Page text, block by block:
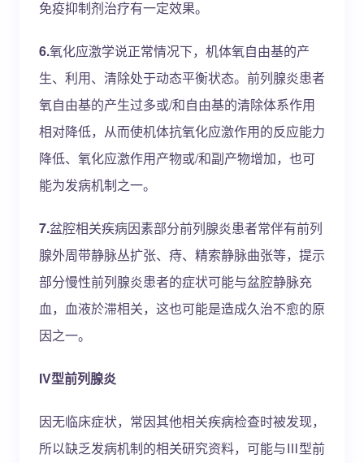
免疫抑制剂治疗有一定效果。
6.氧化应激学说正常情况下，机体氧自由基的产
生、利用、清除处于动态平衡状态。前列腺炎患者
氧自由基的产生过多或/和自由基的清除体系作用
相对降低，从而使机体抗氧化应激作用的反应能力
降低、氧化应激作用产物或/和副产物增加，也可
能为发病机制之一。
7.盆腔相关疾病因素部分前列腺炎患者常伴有前列
腺外周带静脉丛扩张、痔、精索静脉曲张等，提示
部分慢性前列腺炎患者的症状可能与盆腔静脉充
血，血液於滞相关，这也可能是造成久治不愈的原
因之一。
IV型前列腺炎
因无临床症状，常因其他相关疾病检查时被发现，
所以缺乏发病机制的相关研究资料，可能与Ⅲ型前